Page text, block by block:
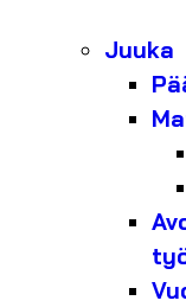
Juuka